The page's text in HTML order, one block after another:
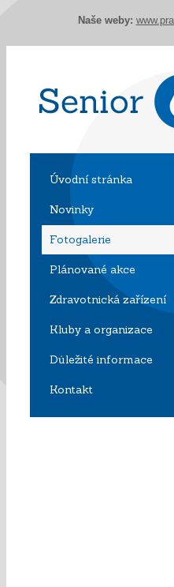
Úvodní stránka
Novinky
Fotogalerie
Plánované akce
Zdravotnická zařízení
Kluby a organizace
Důležité informace
Kontakt
Naše weby: